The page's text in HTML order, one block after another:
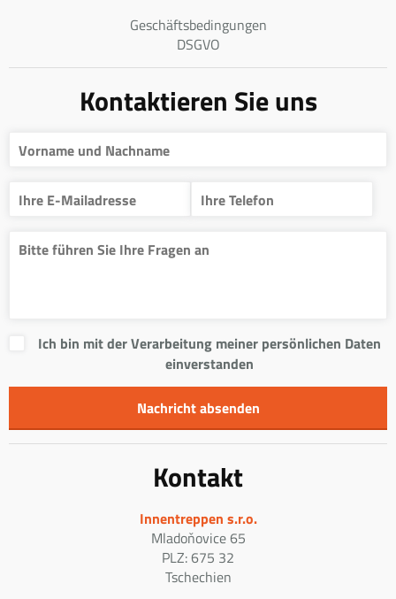
Geschäftsbedingungen
DSGVO
Kontaktieren Sie uns
Ich bin mit der Verarbeitung meiner persönlichen Daten
einverstanden
Kontakt
Innentreppen s.r.o.
Mladoňovice 65
PLZ: 675 32
Tschechien